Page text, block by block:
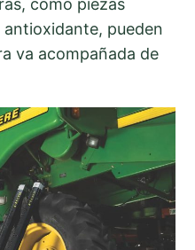
pueden
va acompañada de